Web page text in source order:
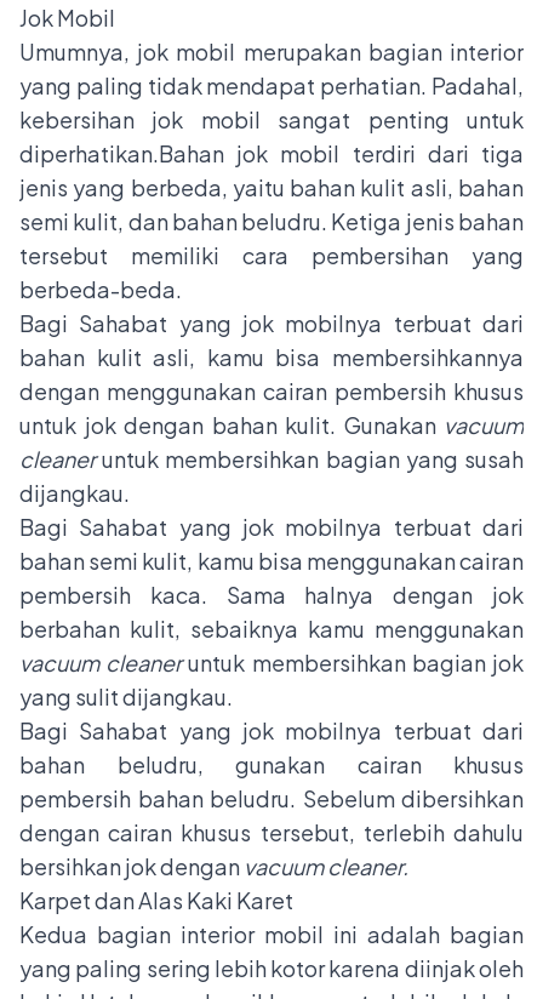
Jok Mobil
Umumnya, jok mobil merupakan bagian interior
yang paling tidak mendapat perhatian. Padahal,
kebersihan jok mobil sangat penting untuk
diperhatikan.Bahan jok mobil terdiri dari tiga
jenis yang berbeda, yaitu bahan kulit asli, bahan
semi kulit, dan bahan beludru. Ketiga jenis bahan
tersebut memiliki cara pembersihan yang
berbeda-beda.
Bagi Sahabat yang jok mobilnya terbuat dari
bahan kulit asli, kamu bisa membersihkannya
dengan menggunakan cairan pembersih khusus
untuk jok dengan bahan kulit. Gunakan vacuum
cleaneruntuk membersihkan bagian yang susah
dijangkau.
Bagi Sahabat yang jok mobilnya terbuat dari
bahan semi kulit, kamu bisa menggunakan cairan
pembersih kaca. Sama halnya dengan jok
berbahan kulit, sebaiknya kamu menggunakan
vacuum cleaneruntuk membersihkan bagian jok
yang sulit dijangkau.
Bagi Sahabat yang jok mobilnya terbuat dari
bahan beludru, gunakan cairan khusus
pembersih bahan beludru. Sebelum dibersihkan
dengan cairan khusus tersebut, terlebih dahulu
bersihkan jok dengan vacuum cleaner.
Karpet dan Alas Kaki Karet
Kedua bagian interior mobil ini adalah bagian
yang paling sering lebih kotor karena diinjak oleh